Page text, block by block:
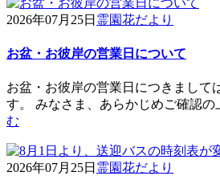
2026年07月25日 霊園花だより
お盆・お彼岸の営業日について
お盆・お彼岸の営業日につきまして
す。 みなさま、あらかじめご確認
む
2026年07月25日 霊園花だより